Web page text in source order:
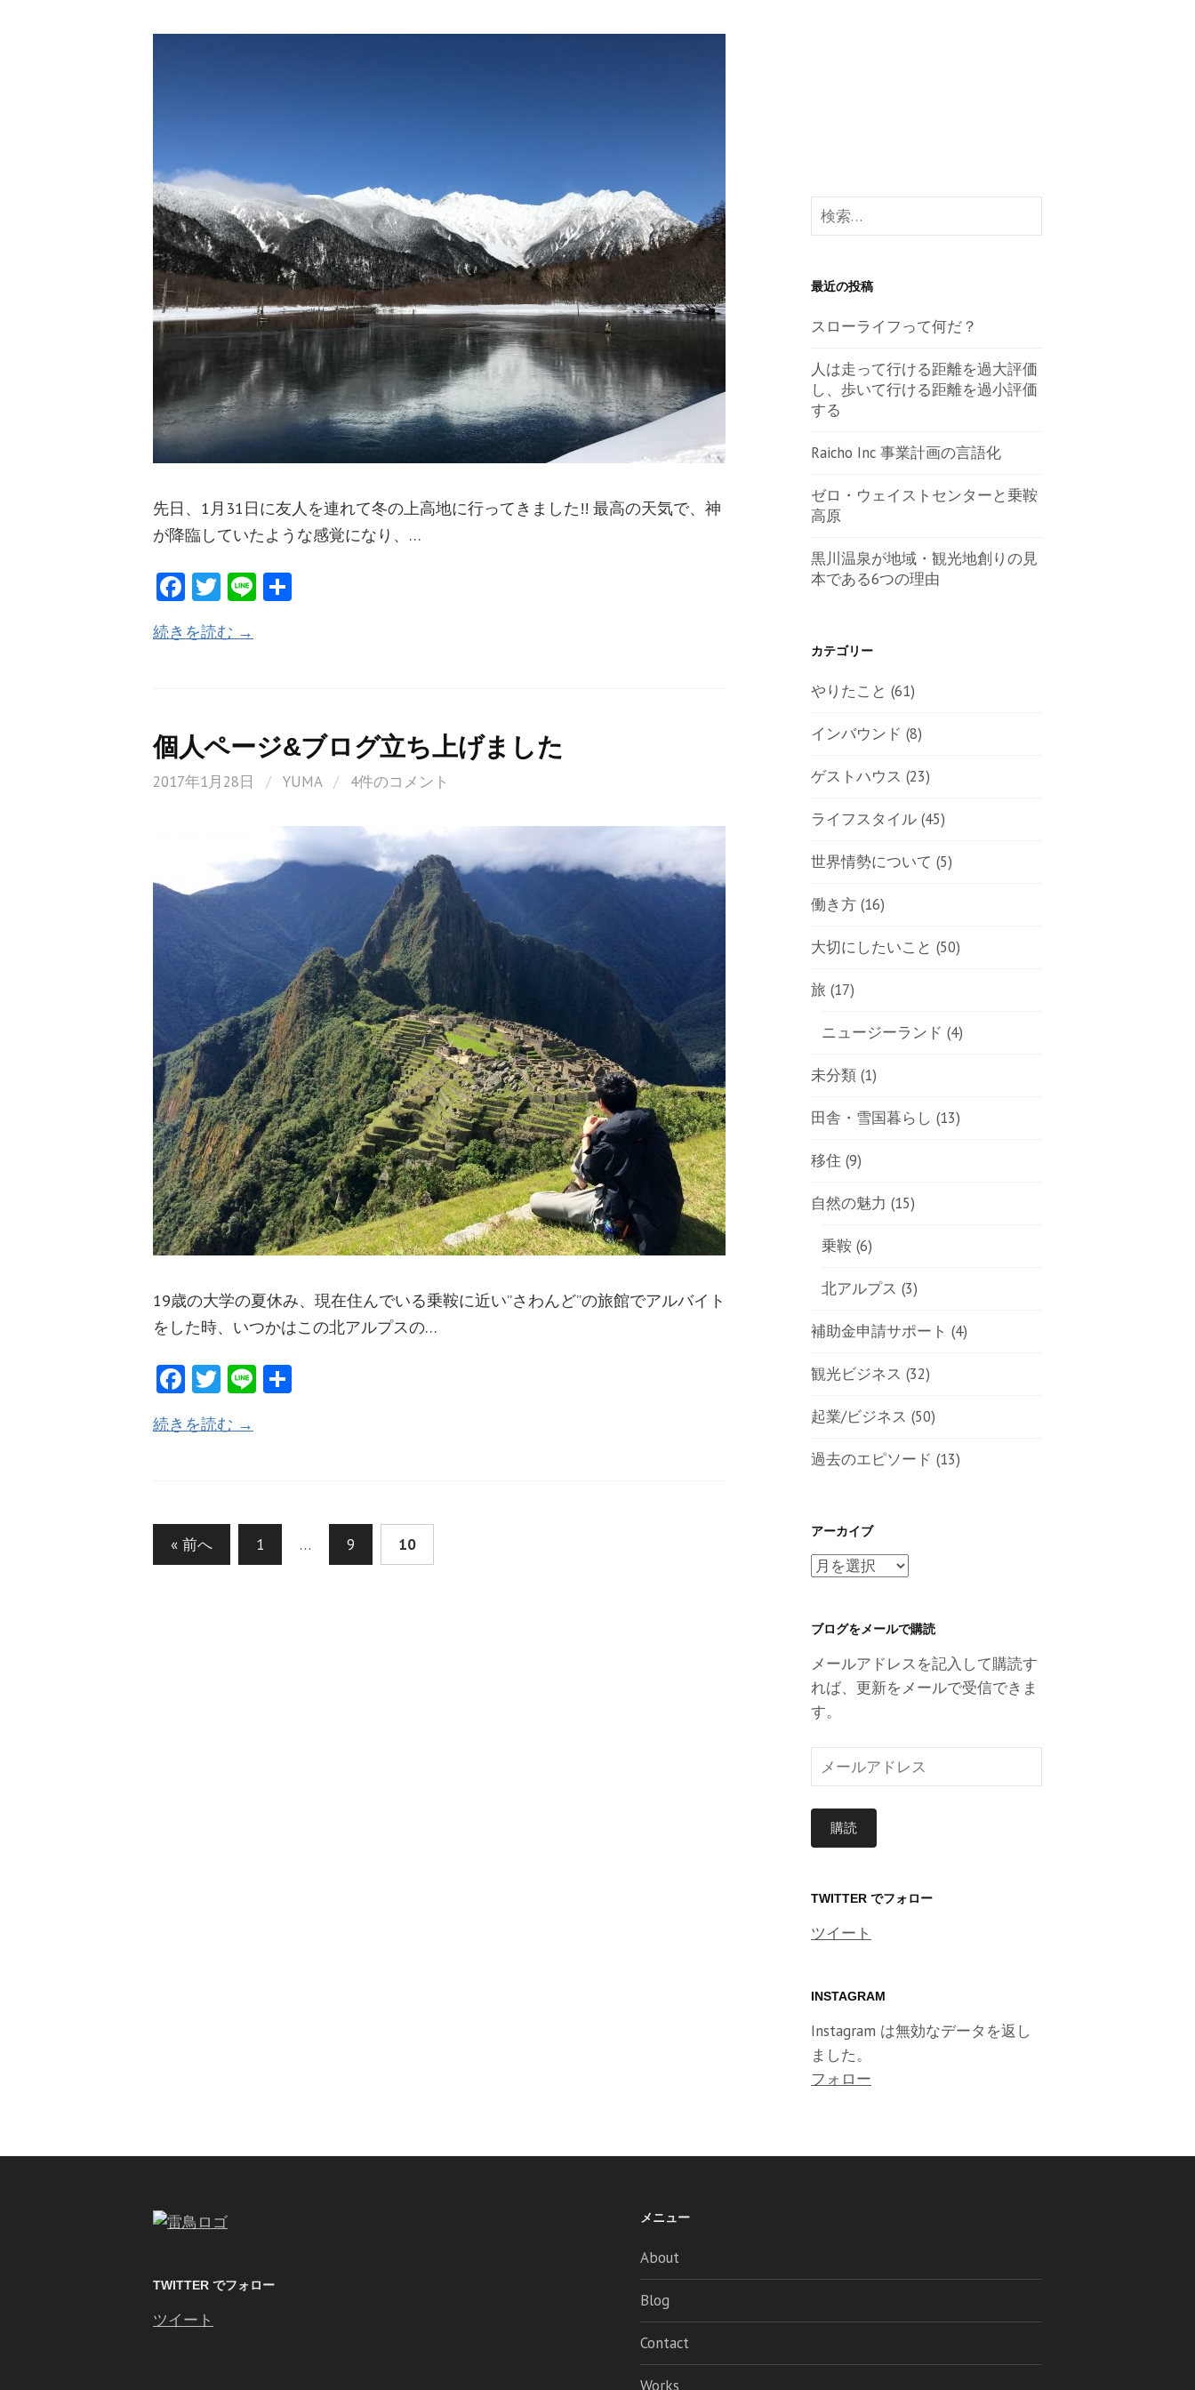
先日、1月31日に友人を連れて冬の上高地に行ってきました!! 最高の天気で、神
が降臨していたような感覚になり、…
Fa
ce
b
k
T
w
itt
Li
続きを読む →
個人ページ&ブログ立ち上げました
2017年1月28日 / YUMA / 4件のコメント
19歳の大学の夏休み、現在住んでいる乗鞍に近い”さわんど”の旅館でアルバイト
をした時、いつかはこの北アルプスの…
Fa
ce
b
k
T
w
itt
Li
続きを読む →
稿
« 前へ 1 … 9 10
検
索:
最近の投稿
スローライフって何だ？
人は走って行ける距離を過大評価
し、歩いて行ける距離を過小評価
する
Raicho Inc 事業計画の言語化
ゼロ・ウェイストセンターと乗鞍
高原
黒川温泉が地域・観光地創りの見
本である6つの理由
カテゴリー
やりたこと (61)
インバウンド (8)
ゲストハウス (23)
ライフスタイル (45)
世界情勢について (5)
働き方 (16)
大切にしたいこと (50)
旅 (17)
ニュージーランド (4)
未分類 (1)
田舎・雪国暮らし (13)
移住 (9)
自然の魅力 (15)
乗鞍 (6)
北アルプス (3)
補助金申請サポート (4)
観光ビジネス (32)
起業/ビジネス (50)
過去のエピソード (13)
アーカイブ
ア
イ
ブ
ブログをメールで購読
メールアドレスを記入して購読す
れば、更新をメールで受信できま
す。
ー
ル
ド
ス
購読
TWITTER でフォロー
ツイート
INSTAGRAM
Instagram は無効なデータを返し
ました。
フォロー
TWITTER でフォロー
ツイート
メニュー
About
Blog
Contact
Works